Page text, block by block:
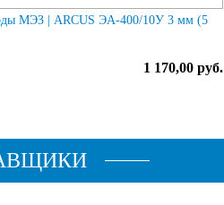
МЭЗ | ARCUS ЭА-400/10У 3 мм (5
1 170,00 руб.